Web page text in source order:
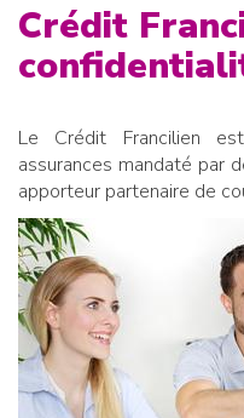
Crédit
Le Crédit Francilien
assurances mandaté par
apporteur partenaire de